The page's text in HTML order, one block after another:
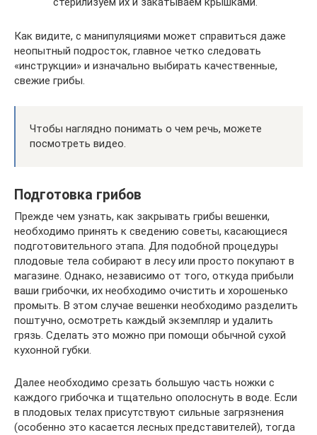
Как видите, с манипуляциями может справиться даже
неопытный подросток, главное четко следовать
«инструкции» и изначально выбирать качественные,
свежие грибы.
Чтобы наглядно понимать о чем речь, можете
посмотреть видео.
Подготовка грибов
Прежде чем узнать, как закрывать грибы вешенки,
необходимо принять к сведению советы, касающиеся
подготовительного этапа. Для подобной процедуры
плодовые тела собирают в лесу или просто покупают в
магазине. Однако, независимо от того, откуда прибыли
ваши грибочки, их необходимо очистить и хорошенько
промыть. В этом случае вешенки необходимо разделить
поштучно, осмотреть каждый экземпляр и удалить
грязь. Сделать это можно при помощи обычной сухой
кухонной губки.
Далее необходимо срезать большую часть ножки с
каждого грибочка и тщательно ополоснуть в воде. Если
в плодовых телах присутствуют сильные загрязнения
(особенно это касается лесных представителей), тогда